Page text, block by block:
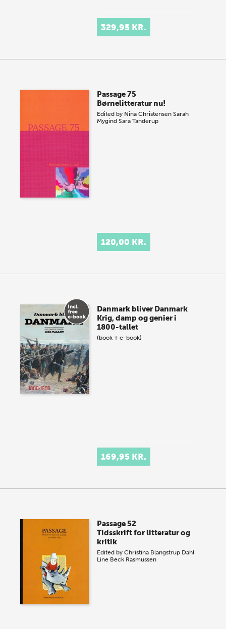
329,95 KR.
Passage 75
Børnelitteratur nu!
Edited by Nina Christensen Sarah
Mygind Sara Tanderup
120,00 KR.
Danmark bliver Danmark
Krig, damp og genier i
1800-tallet
(book + e-book)
169,95 KR.
Passage 52
Tidsskrift for litteratur og
kritik
Edited byChristina Blangstrup Dahl
Line Beck Rasmussen